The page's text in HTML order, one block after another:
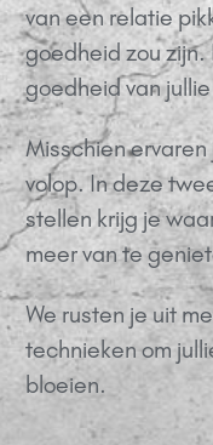
van een relatie
goedheid zou
goedheid van
Misschien
volop. In deze
stellen krijg je
meer van te
We rusten je uit
technieken om
bloeien.